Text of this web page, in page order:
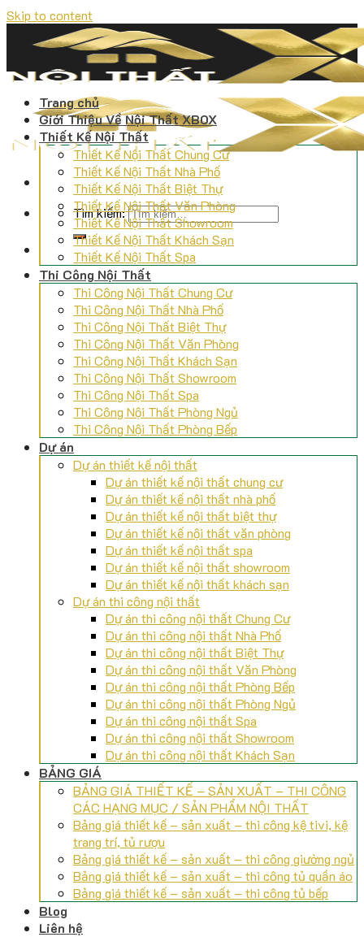
Skip to content
Tìm kiếm:
Trang chủ
Giới Thiệu Về Nội Thất XBOX
Thiết Kế Nội Thất
Thiết Kế Nội Thất Chung Cư
Thiết Kế Nội Thất Nhà Phố
Thiết Kế Nội Thất Biệt Thự
Thiết Kế Nội Thất Văn Phòng
Thiết Kế Nội Thất Showroom
Thiết Kế Nội Thất Khách Sạn
Thiết Kế Nội Thất Spa
Thi Công Nội Thất
Thi Công Nội Thất Chung Cư
Thi Công Nội Thất Nhà Phố
Thi Công Nội Thất Biệt Thự
Thi Công Nội Thất Văn Phòng
Thi Công Nội Thất Khách Sạn
Thi Công Nội Thất Showroom
Thi Công Nội Thất Spa
Thi Công Nội Thất Phòng Ngủ
Thi Công Nội Thất Phòng Bếp
Dự án
Dự án thiết kế nội thất
Dự án thiết kế nội thất chung cư
Dự án thiết kế nội thất nhà phố
Dự án thiết kế nội thất biệt thự
Dự án thiết kế nội thất văn phòng
Dự án thiết kế nội thất spa
Dự án thiết kế nội thất showroom
Dự án thiết kế nội thất khách sạn
Dự án thi công nội thất
Dự án thi công nội thất Chung Cư
Dự án thi công nội thất Nhà Phố
Dự án thi công nội thất Biệt Thự
Dự án thi công nội thất Văn Phòng
Dự án thi công nội thất Phòng Bếp
Dự án thi công nội thất Phòng Ngủ
Dự án thi công nội thất Spa
Dự án thi công nội thất Showroom
Dự án thi công nội thất Khách Sạn
BẢNG GIÁ
BẢNG GIÁ THIẾT KẾ – SẢN XUẤT – THI CÔNG
CÁC HẠNG MỤC / SẢN PHẨM NỘI THẤT
Bảng giá thiết kế – sản xuất – thi công kệ tivi, kệ
trang trí, tủ rượu
Bảng giá thiết kế – sản xuất – thi công giường ngủ
Bảng giá thiết kế – sản xuất – thi công tủ quần áo
Bảng giá thiết kế – sản xuất – thi công tủ bếp
Blog
Liên hệ